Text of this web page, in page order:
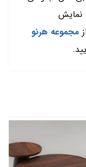
نمایش
مجموعه هرنو